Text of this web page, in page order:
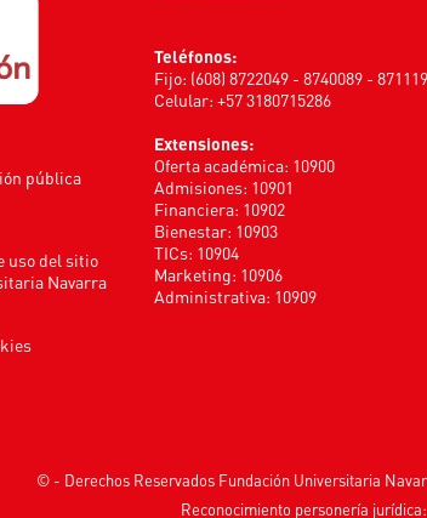
pública
uso del sitio
Navarra
Teléfonos:
Fijo: (608) 8722049 - 8740089 -
Celular: +57 3180715286
Extensiones:
Oferta académica: 10900
Admisiones: 10901
Financiera: 10902
Bienestar: 10903
TICs: 10904
Marketing: 10906
Administrativa: 10909
© - Derechos Reservados Fundación Universitaria
Reconocimiento personería